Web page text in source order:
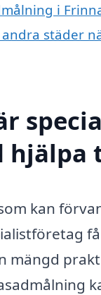
i
städer
hjälpa
kan